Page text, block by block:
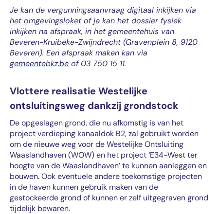
Je kan de vergunningsaanvraag digitaal inkijken via
het omgevingsloketof je kan het dossier fysiek
inkijken na afspraak, in het gemeentehuis van
Beveren-Kruibeke-Zwijndrecht (Gravenplein 8, 9120
Beveren). Een afspraak maken kan via
gemeentebkz.be of 03 750 15 11.
Vlottere realisatie Westelijke
ontsluitingsweg dankzij grondstock
De opgeslagen grond, die nu afkomstig is van het
project verdieping kanaaldok B2, zal gebruikt worden
om de nieuwe weg voor de Westelijke Ontsluiting
Waaslandhaven (WOW) en het project ‘E34-West ter
hoogte van de Waaslandhaven’ te kunnen aanleggen en
bouwen. Ook eventuele andere toekomstige projecten
in de haven kunnen gebruik maken van de
gestockeerde grond of kunnen er zelf uitgegraven grond
tijdelijk bewaren.